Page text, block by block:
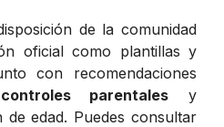
de la comunidad
oficial como plantillas y
con recomendaciones
controles parentales y
de edad. Puedes consultar